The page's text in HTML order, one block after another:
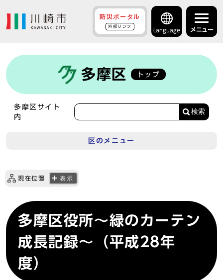
防災ポータル
外部リンク
Language メニュー
多摩区 トップ
多摩区サイト
内
検索
区のメニュー
現在位置 表示
多摩区役所～緑のカーテン
成長記録～（平成28年
度）